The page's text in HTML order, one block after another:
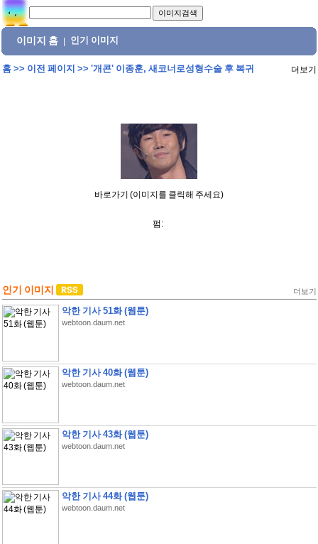
이미지 홈 인기 이미지
홈>> 이전 페이지 >> '개콘' 이종훈, 새코너로성형수술 후 복귀 더보기
바로가기 (이미지를 클릭해 주세요)
펌:
인기 이미지 더보기
악한 기사 51화 (웹툰)
webtoon.daum.net
악한 기사 40화 (웹툰)
webtoon.daum.net
악한 기사 43화 (웹툰)
webtoon.daum.net
악한 기사 44화 (웹툰)
webtoon.daum.net